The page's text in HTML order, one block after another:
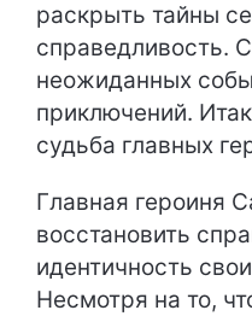
раскрыть тайны
справедливость.
неожиданных
приключений.
судьба главных
Главная героиня
восстановить
идентичность
Несмотря на то,